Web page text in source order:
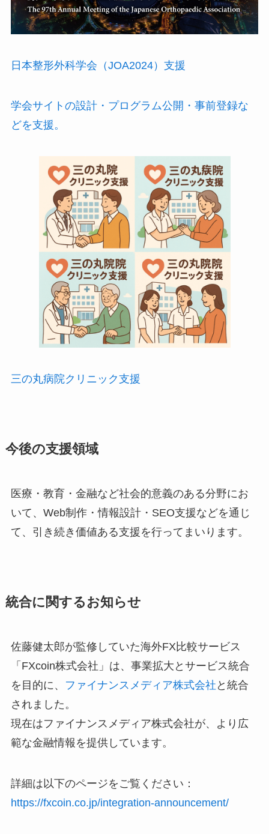
日本整形外科学会（JOA2024）支援
学会サイトの設計・プログラム公開・事前登録な
どを支援。
三の丸病院クリニック支援
今後の支援領域
医療・教育・金融など社会的意義のある分野にお
いて、Web制作・情報設計・SEO支援などを通じ
て、引き続き価値ある支援を行ってまいります。
統合に関するお知らせ
佐藤健太郎が監修していた海外FX比較サービス
「FXcoin株式会社」は、事業拡大とサービス統合
を目的に、
ファイナンスメディア株式会社 と統合
されました。
現在はファイナンスメディア株式会社が、より広
範な金融情報を提供しています。
詳細は以下のページをご覧ください：
https://fxcoin.co.jp/integration-announcement/